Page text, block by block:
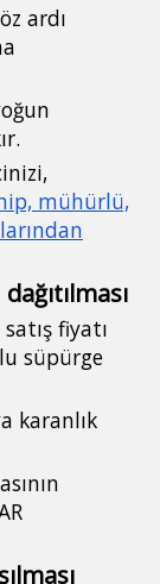
ardı
mühürlü,
fiyatı
süpürge
karanlık